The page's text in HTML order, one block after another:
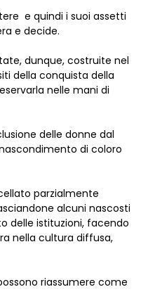
e quindi i suoi assetti
e decide.
dunque, costruite nel
della conquista della
nelle mani di
delle donne dal
di coloro
parzialmente
alcuni nascosti
delle istituzioni, facendo
nella cultura diffusa,
riassumere come